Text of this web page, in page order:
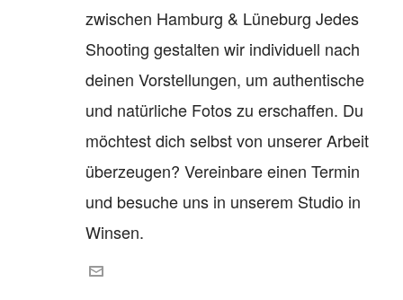
zwischen Hamburg & Lüneburg Jedes
Shooting gestalten wir individuell nach
deinen Vorstellungen, um authentische
und natürliche Fotos zu erschaffen. Du
möchtest dich selbst von unserer Arbeit
überzeugen? Vereinbare einen Termin
und besuche uns in unserem Studio in
Winsen.